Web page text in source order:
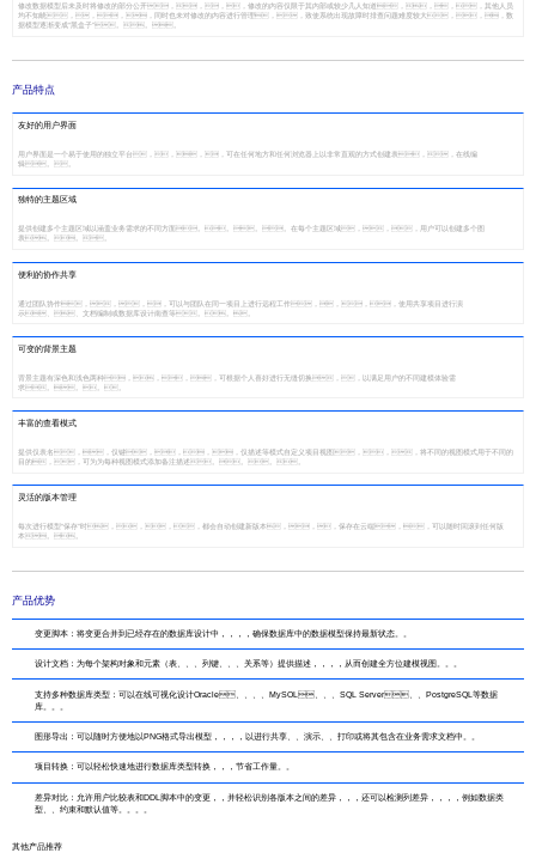
修改数据模型后未及时将修改的部分公开，，，，修改的内容仅限于其内部或较少几人知道，，，，其他人员
均不知晓，，，，同时也未对修改的内容进行管理，，致使系统出现故障时排查问题难度较大，，，数
据模型逐渐变成“黑盒子”。。。
产品特点
友好的用户界面
用户界面是一个易于使用的独立平台，，，，可在任何地方和任何浏览器上以非常直观的方式创建表，，在线编
辑。。
独特的主题区域
提供创建多个主题区域以涵盖业务需求的不同方面。。。。在每个主题区域，，，用户可以创建多个图
表。。。
便利的协作共享
通过团队协作，，，，可以与团队在同一项目上进行远程工作，，，，使用共享项目进行演
示、、文档编制或数据库设计南查等。。。
可变的背景主题
背景主题有深色和浅色两种，，，，可根据个人喜好进行无缝切换，，以满足用户的不同建模体验需
求。。。。
丰富的查看模式
提供仅表名，，仅键，，，，仅描述等模式自定义项目视图，，，将不同的视图模式用于不同的
目的，，可为为每种视图模式添加备注描述。。。。
灵活的版本管理
每次进行模型“保存”时，，，，都会自动创建新版本，，，保存在云端，，可以随时回滚到任何版
本。。
产品优势
变更脚本：将变更合并到已经存在的数据库设计中，，，，确保数据库中的数据模型保持最新状态。。
设计文档：为每个架构对象和元素（表、、、列键、、、关系等）提供描述，，，，从而创建全方位建模视图。。。
支持多种数据库类型：可以在线可视化设计Oracle、、、、MySOL、、、SQL Server、、PostgreSQL等数据
库。。。
图形导出：可以随时方便地以PNG格式导出模型，，，，以进行共享、、演示、、打印或将其包含在业务需求文档中。。
项目转换：可以轻松快速地进行数据库类型转换，，，节省工作量。。
差异对比：允许用户比较表和DDL脚本中的变更，，并轻松识别各版本之间的差异，，，还可以检测列差异，，，，例如数据类
型、、约束和默认值等。。。。
其他产品推荐